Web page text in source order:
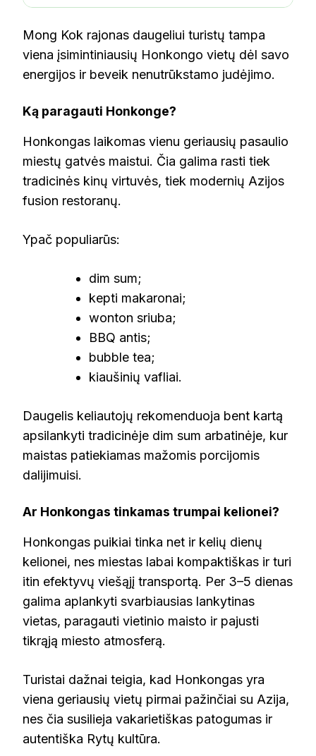
Mong Kok rajonas daugeliui turistų tampa
viena įsimintiniausių Honkongo vietų dėl savo
energijos ir beveik nenutrūkstamo judėjimo.
Ką paragauti Honkonge?
Honkongas laikomas vienu geriausių pasaulio
miestų gatvės maistui. Čia galima rasti tiek
tradicinės kinų virtuvės, tiek modernių Azijos
fusion restoranų.
Ypač populiarūs:
dim sum;
kepti makaronai;
wonton sriuba;
BBQ antis;
bubble tea;
kiaušinių vafliai.
Daugelis keliautojų rekomenduoja bent kartą
apsilankyti tradicinėje dim sum arbatinėje, kur
maistas patiekiamas mažomis porcijomis
dalijimuisi.
Ar Honkongas tinkamas trumpai kelionei?
Honkongas puikiai tinka net ir kelių dienų
kelionei, nes miestas labai kompaktiškas ir turi
itin efektyvų viešąjį transportą. Per 3–5 dienas
galima aplankyti svarbiausias lankytinas
vietas, paragauti vietinio maisto ir pajusti
tikrąją miesto atmosferą.
Turistai dažnai teigia, kad Honkongas yra
viena geriausių vietų pirmai pažinčiai su Azija,
nes čia susilieja vakarietiškas patogumas ir
autentiška Rytų kultūra.